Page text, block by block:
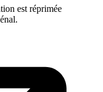
est réprimée